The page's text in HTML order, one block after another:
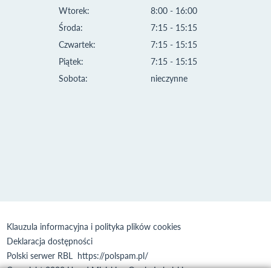
Wtorek:
Środa:
Czwartek:
Piątek:
Sobota:
8:00 - 16:00
7:15 - 15:15
7:15 - 15:15
7:15 - 15:15
nieczynne
Klauzula informacyjna i polityka plików cookies
Deklaracja dostępności
Polski serwer RBL https://polspam.pl/